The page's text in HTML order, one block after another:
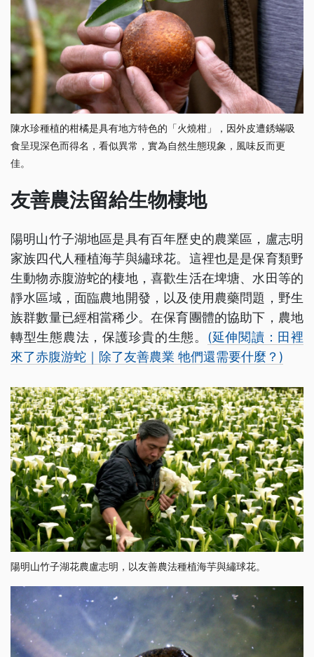
陳水珍種植的柑橘是具有地方特色的「火燒柑」，因外皮遭銹蟎吸
食呈現深色而得名，看似異常，實為自然生態現象，風味反而更
佳。
友善農法留給生物棲地
陽明山竹子湖地區是具有百年歷史的農業區，盧志明
家族四代人種植海芋與繡球花。這裡也是是保育類野
生動物赤腹游蛇的棲地，喜歡生活在埤塘、水田等的
靜水區域，面臨農地開發，以及使用農藥問題，野生
族群數量已經相當稀少。在保育團體的協助下，農地
轉型生態農法，保護珍貴的生態。 (延伸閱讀：田裡
來了赤腹游蛇｜除了友善農業 牠們還需要什麼？)
陽明山竹子湖花農盧志明，以友善農法種植海芋與繡球花。